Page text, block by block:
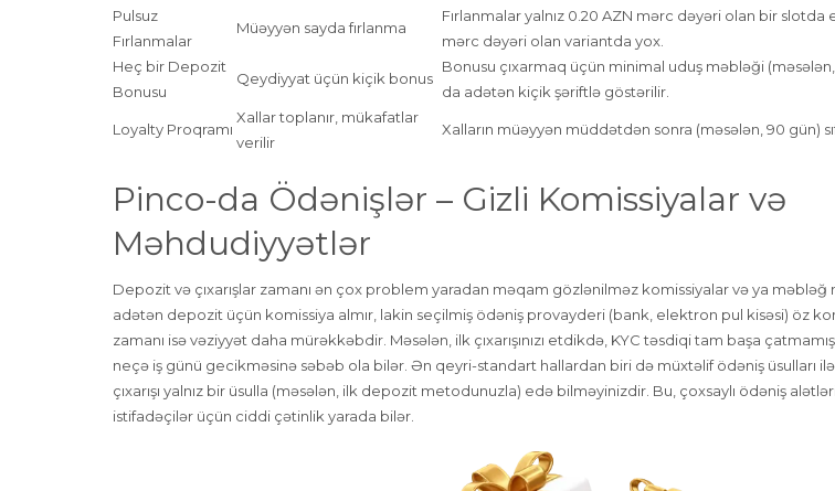
Pulsuz
Fırlanmalar
Müəyyən sayda fırlanma
Fırlanmalar yalnız 0.20 AZN mərc dəyəri olan bir slotda
mərc dəyəri olan variantda yox.
Heç bir Depozit
Bonusu
Qeydiyyat üçün kiçik bonus
Bonusu çıxarmaq üçün minimal uduş məbləği
da adətən kiçik şəriftlə göstərilir.
Loyalty Proqramı
Xallar toplanır, mükafatlar
verilir
Xalların müəyyən müddətdən sonra (məsələn, 90 gün)
Pinco-da Ödənişlər – Gizli Komissiyalar və
Məhdudiyyətlər
Depozit və çıxarışlar zamanı ən çox problem yaradan məqam gözlənilməz komissiyalar və ya
adətən depozit üçün komissiya almır, lakin seçilmiş ödəniş provayderi (bank, elektron pul kisəsi) öz
zamanı isə vəziyyət daha mürəkkəbdir. Məsələn, ilk çıxarışınızı etdikdə, KYC təsdiqi tam başa
neçə iş günü gecikməsinə səbəb ola bilər. Ən qeyri-standart hallardan biri də müxtəlif ödəniş üsulları
çıxarışı yalnız bir üsulla (məsələn, ilk depozit metodunuzla) edə bilməyinizdir. Bu, çoxsaylı ödəniş
istifadəçilər üçün ciddi çətinlik yarada bilər.